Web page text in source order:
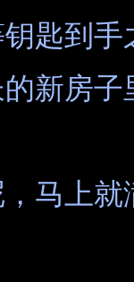
匙到手
新房子
马上就